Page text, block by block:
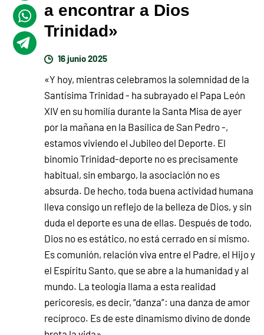
a encontrar a Dios
Trinidad»
16 junio 2025
«Y hoy, mientras celebramos la solemnidad de la
Santísima Trinidad - ha subrayado el Papa León
XIV en su homilía durante la Santa Misa de ayer
por la mañana en la Basílica de San Pedro -,
estamos viviendo el Jubileo del Deporte. El
binomio Trinidad-deporte no es precisamente
habitual, sin embargo, la asociación no es
absurda. De hecho, toda buena actividad humana
lleva consigo un reflejo de la belleza de Dios, y sin
duda el deporte es una de ellas. Después de todo,
Dios no es estático, no está cerrado en sí mismo.
Es comunión, relación viva entre el Padre, el Hijo y
el Espíritu Santo, que se abre a la humanidad y al
mundo. La teología llama a esta realidad
pericoresis, es decir, “danza”: una danza de amor
recíproco. Es de este dinamismo divino de donde